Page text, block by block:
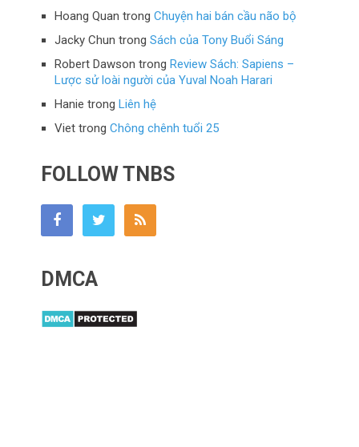
Hoang Quan trongChuyện hai bán cầu não bộ
Jacky Chun trongSách của Tony Buổi Sáng
Robert Dawson trongReview Sách: Sapiens –
Lược sử loài người của Yuval Noah Harari
Hanie trongLiên hệ
Viet trongChông chênh tuổi 25
FOLLOW TNBS
DMCA